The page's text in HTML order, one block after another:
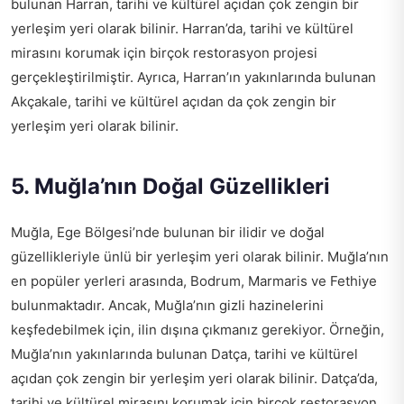
bulunan Harran, tarihi ve kültürel açıdan çok zengin bir
yerleşim yeri olarak bilinir. Harran’da, tarihi ve kültürel
mirasını korumak için birçok restorasyon projesi
gerçekleştirilmiştir. Ayrıca, Harran’ın yakınlarında bulunan
Akçakale, tarihi ve kültürel açıdan da çok zengin bir
yerleşim yeri olarak bilinir.
5. Muğla’nın Doğal Güzellikleri
Muğla, Ege Bölgesi’nde bulunan bir ilidir ve doğal
güzellikleriyle ünlü bir yerleşim yeri olarak bilinir. Muğla’nın
en popüler yerleri arasında, Bodrum, Marmaris ve Fethiye
bulunmaktadır. Ancak, Muğla’nın gizli hazinelerini
keşfedebilmek için, ilin dışına çıkmanız gerekiyor. Örneğin,
Muğla’nın yakınlarında bulunan Datça, tarihi ve kültürel
açıdan çok zengin bir yerleşim yeri olarak bilinir. Datça’da,